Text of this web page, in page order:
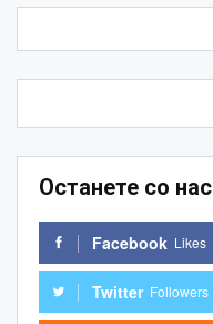
Останете со нас
Facebook Likes
Twitter Followers